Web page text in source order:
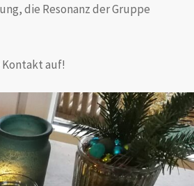
die Resonanz der Gruppe
Kontakt auf!